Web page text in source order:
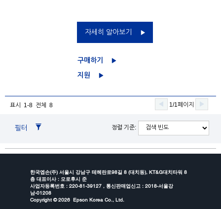
자세히 알아보기
구매하기
지원
표시 1-8 전체 8 1/1페이지
필터 정렬 기준:
한국엡손(주) 서울시 강남구 테헤란로98길 8 (대치동), KT&G대치타워 8
층 대표이사 : 모로후시 준
사업자등록번호 : 220-81-39127 , 통신판매업신고 : 2018-서울강
남-01208
Copyright ©2026 Epson Korea Co., Ltd.